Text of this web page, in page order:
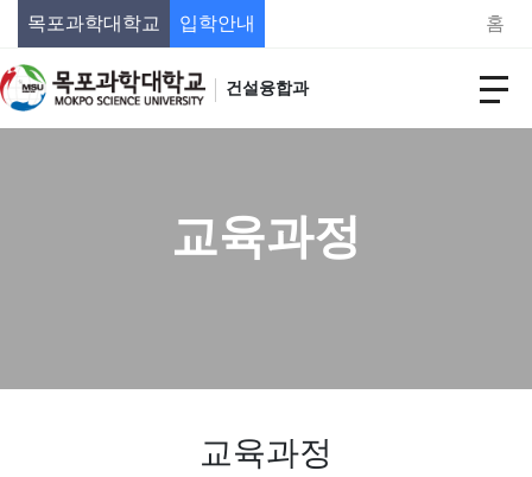
목포과학대학교 입학안내 홈
건설융합과
교육과정
교육과정